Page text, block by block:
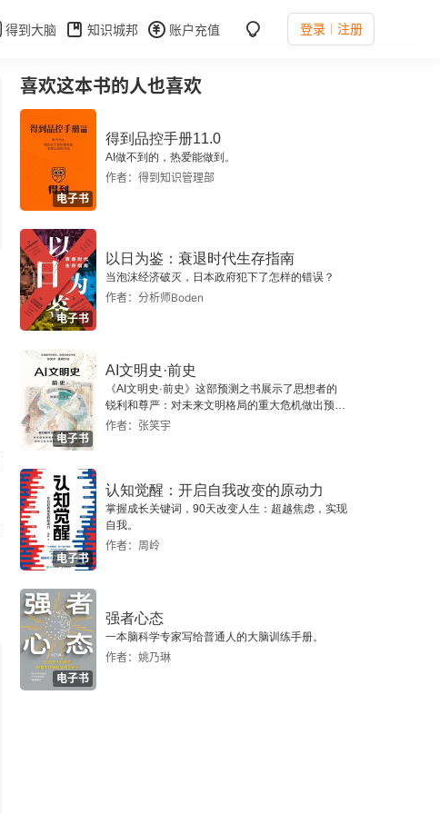
得到大脑 知识城邦 账户充值 登录 注册
喜欢这本书的人也喜欢
电子书
得到品控手册11.0
AI做不到的，热爱能做到。
作者：得到知识管理部
电子书
以日为鉴：衰退时代生存指南
当泡沫经济破灭，日本政府犯下了怎样的错误？
作者：分析师Boden
电子书
AI文明史·前史
《AI文明史·前史》这部预测之书展示了思想者的
锐利和尊严：对未来文明格局的重大危机做出预
警，提示人类做出智慧的选择。
作者：张笑宇
电子书
认知觉醒：开启自我改变的原动力
掌握成长关键词，90天改变人生：超越焦虑，实现
自我。
作者：周岭
电子书
强者心态
一本脑科学专家写给普通人的大脑训练手册。
作者：姚乃琳